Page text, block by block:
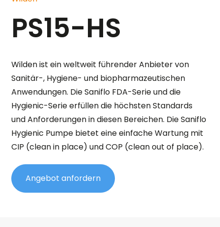
PS15-HS
Wilden ist ein weltweit führender Anbieter von
Sanitär-, Hygiene- und biopharmazeutischen
Anwendungen. Die Saniflo FDA-Serie und die
Hygienic-Serie erfüllen die höchsten Standards
und Anforderungen in diesen Bereichen. Die Saniflo
Hygienic Pumpe bietet eine einfache Wartung mit
CIP (clean in place) und COP (clean out of place).
Angebot anfordern